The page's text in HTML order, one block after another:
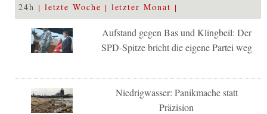
24h letzte Woche letzter Monat
Aufstand gegen Bas und Klingbeil: Der
SPD-Spitze bricht die eigene Partei weg
Niedrigwasser: Panikmache statt
Präzision